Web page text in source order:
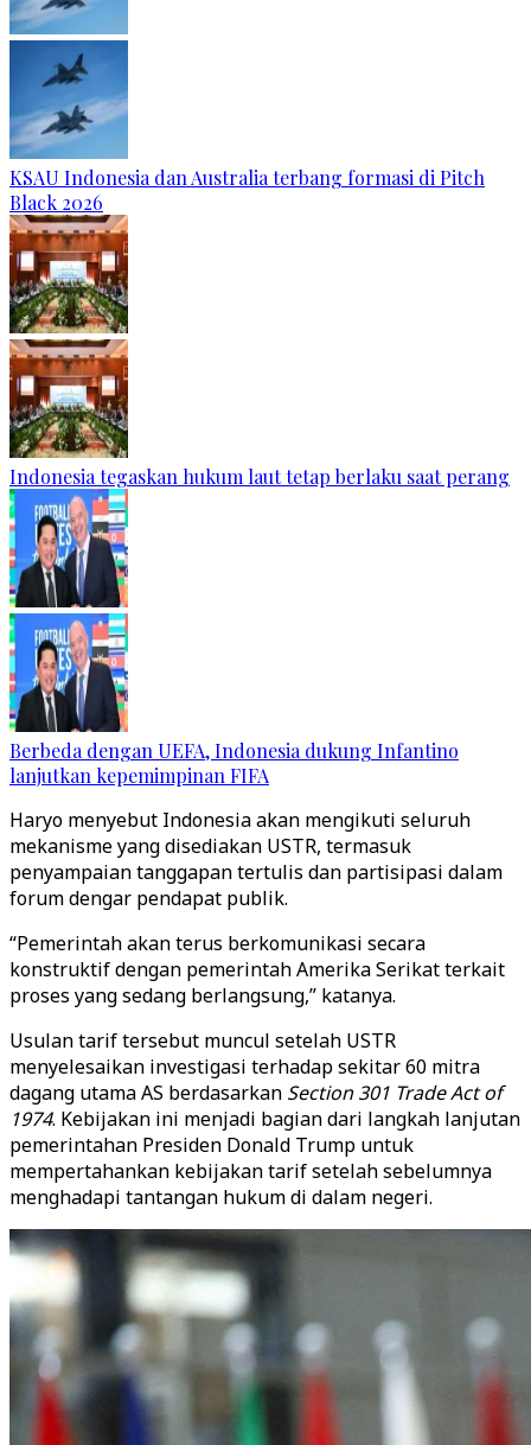
KSAU Indonesia dan Australia terbang formasi di Pitch
Black 2026
Indonesia tegaskan hukum laut tetap berlaku saat perang
Berbeda dengan UEFA, Indonesia dukung Infantino
lanjutkan kepemimpinan FIFA
Haryo menyebut Indonesia akan mengikuti seluruh
mekanisme yang disediakan USTR, termasuk
penyampaian tanggapan tertulis dan partisipasi dalam
forum dengar pendapat publik.
“Pemerintah akan terus berkomunikasi secara
konstruktif dengan pemerintah Amerika Serikat terkait
proses yang sedang berlangsung,” katanya.
Usulan tarif tersebut muncul setelah USTR
menyelesaikan investigasi terhadap sekitar 60 mitra
dagang utama AS berdasarkan Section 301 Trade Act of
1974. Kebijakan ini menjadi bagian dari langkah lanjutan
pemerintahan Presiden Donald Trump untuk
mempertahankan kebijakan tarif setelah sebelumnya
menghadapi tantangan hukum di dalam negeri.